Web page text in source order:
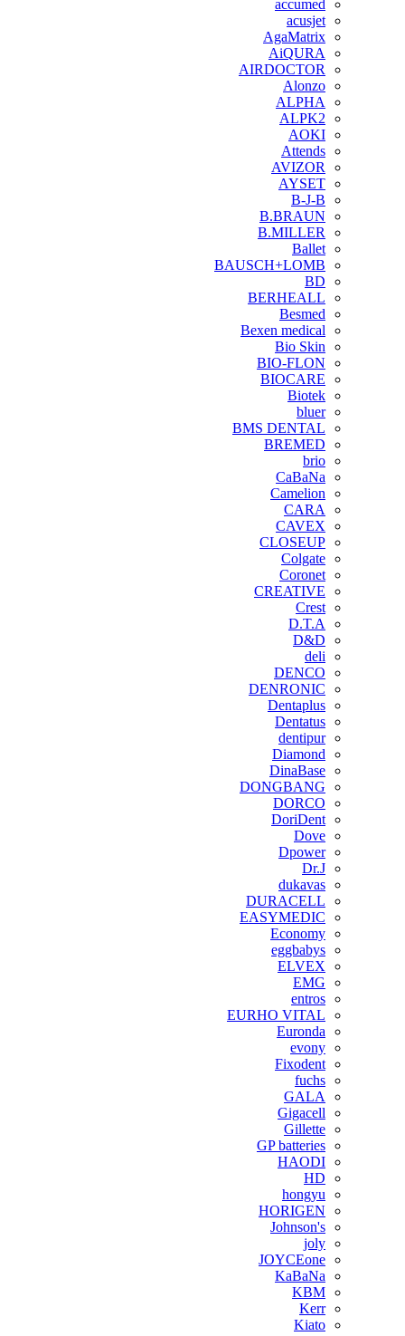
accumed
acusjet
AgaMatrix
AiQURA
AIRDOCTOR
Alonzo
ALPHA
ALPK2
AOKI
Attends
AVIZOR
AYSET
B-J-B
B.BRAUN
B.MILLER
Ballet
BAUSCH+LOMB
BD
BERHEALL
Besmed
Bexen medical
Bio Skin
BIO-FLON
BIOCARE
Biotek
bluer
BMS DENTAL
BREMED
brio
CaBaNa
Camelion
CARA
CAVEX
CLOSEUP
Colgate
Coronet
CREATIVE
Crest
D.T.A
D&D
deli
DENCO
DENRONIC
Dentaplus
Dentatus
dentipur
‌Diamond
DinaBase
DONGBANG
DORCO
DoriDent
Dove
Dpower
Dr.J
dukavas
DURACELL
EASYMEDIC
Economy
eggbabys
ELVEX
EMG
entros
EURHO VITAL
Euronda
evony
Fixodent
fuchs
GALA
Gigacell
Gillette
GP batteries
HAODI
HD
hongyu
HORIGEN
Johnson's
joly
JOYCEone
KaBaNa
KBM
Kerr
Kiato